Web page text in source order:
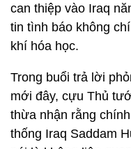
can thiệp vào Iraq
tin tình báo không
khí hóa học.
Trong buổi trả lời
mới đây, cựu Thủ
thừa nhận rằng
thống Iraq Saddam